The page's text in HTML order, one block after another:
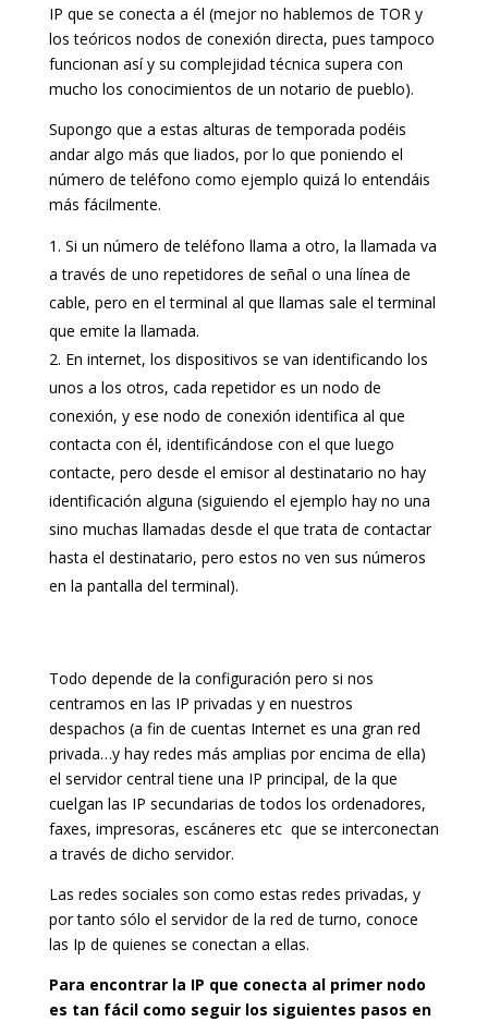
IP que se conecta a él (mejor no hablemos de TOR y
los teóricos nodos de conexión directa, pues tampoco
funcionan así y su complejidad técnica supera con
mucho los conocimientos de un notario de pueblo).
Supongo que a estas alturas de temporada podéis
andar algo más que liados, por lo que poniendo el
número de teléfono como ejemplo quizá lo entendáis
más fácilmente.
Si un número de teléfono llama a otro, la llamada va
a través de uno repetidores de señal o una línea de
cable, pero en el terminal al que llamas sale el terminal
que emite la llamada.
En internet, los dispositivos se van identificando los
unos a los otros, cada repetidor es un nodo de
conexión, y ese nodo de conexión identifica al que
contacta con él, identificándose con el que luego
contacte, pero desde el emisor al destinatario no hay
identificación alguna (siguiendo el ejemplo hay no una
sino muchas llamadas desde el que trata de contactar
hasta el destinatario, pero estos no ven sus números
en la pantalla del terminal).
Todo depende de la configuración pero si nos
centramos en las IP privadas y en nuestros
despachos (a fin de cuentas Internet es una gran red
privada…y hay redes más amplias por encima de ella)
el servidor central tiene una IP principal, de la que
cuelgan las IP secundarias de todos los ordenadores,
faxes, impresoras, escáneres etc que se interconectan
a través de dicho servidor.
Las redes sociales son como estas redes privadas, y
por tanto sólo el servidor de la red de turno, conoce
las Ip de quienes se conectan a ellas.
Para encontrar la IP que conecta al primer nodo
es tan fácil como seguir los siguientes pasos en